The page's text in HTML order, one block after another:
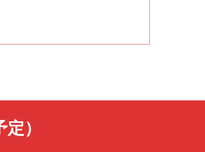
）